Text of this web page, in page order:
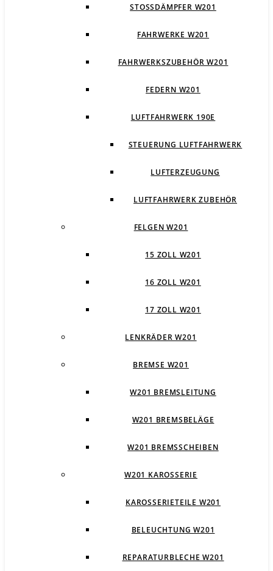
STOSSDÄMPFER W201
FAHRWERKE W201
FAHRWERKSZUBEHÖR W201
FEDERN W201
LUFTFAHRWERK 190E
STEUERUNG LUFTFAHRWERK
LUFTERZEUGUNG
LUFTFAHRWERK ZUBEHÖR
FELGEN W201
15 ZOLL W201
16 ZOLL W201
17 ZOLL W201
LENKRÄDER W201
BREMSE W201
W201 BREMSLEITUNG
W201 BREMSBELÄGE
W201 BREMSSCHEIBEN
W201 KAROSSERIE
KAROSSERIETEILE W201
BELEUCHTUNG W201
REPARATURBLECHE W201